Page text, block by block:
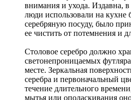
внимания и ухода. Издавна,
люди использовали на кухне
серебряную посуду, было
ее чистить от потемнения и
Столовое серебро должно
светонепроницаемых
месте. Зеркальная
серебра и первоначальный
течение длительного
мытья или ополаскивания